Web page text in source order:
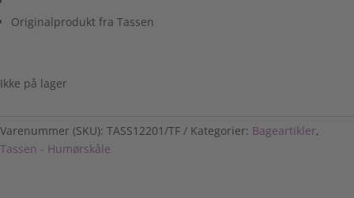
Originalprodukt fra Tassen
Ikke på lager
Varenummer (SKU): TASS12201/TF Kategorier: Bageartikler,
Tassen - Humørskåle